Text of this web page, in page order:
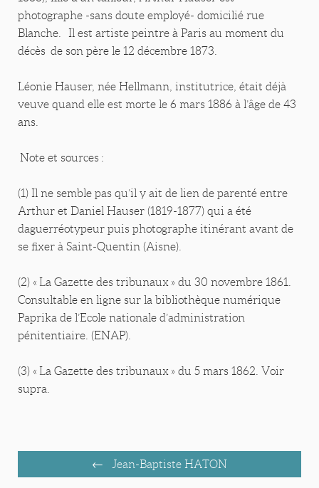
photographe -sans doute employé- domicilié rue
Blanche. Il est artiste peintre à Paris au moment du
décès de son père le 12 décembre 1873.
Léonie Hauser, née Hellmann, institutrice, était déjà
veuve quand elle est morte le 6 mars 1886 à l’âge de 43
ans.
Note et sources :
(1) Il ne semble pas qu’il y ait de lien de parenté entre
Arthur et Daniel Hauser (1819-1877) qui a été
daguerréotypeur puis photographe itinérant avant de
se fixer à Saint-Quentin (Aisne).
(2) « La Gazette des tribunaux » du 30 novembre 1861.
Consultable en ligne sur la bibliothèque numérique
Paprika de l’Ecole nationale d’administration
pénitentiaire. (ENAP).
(3) « La Gazette des tribunaux » du 5 mars 1862. Voir
supra.
Jean-Baptiste HATON